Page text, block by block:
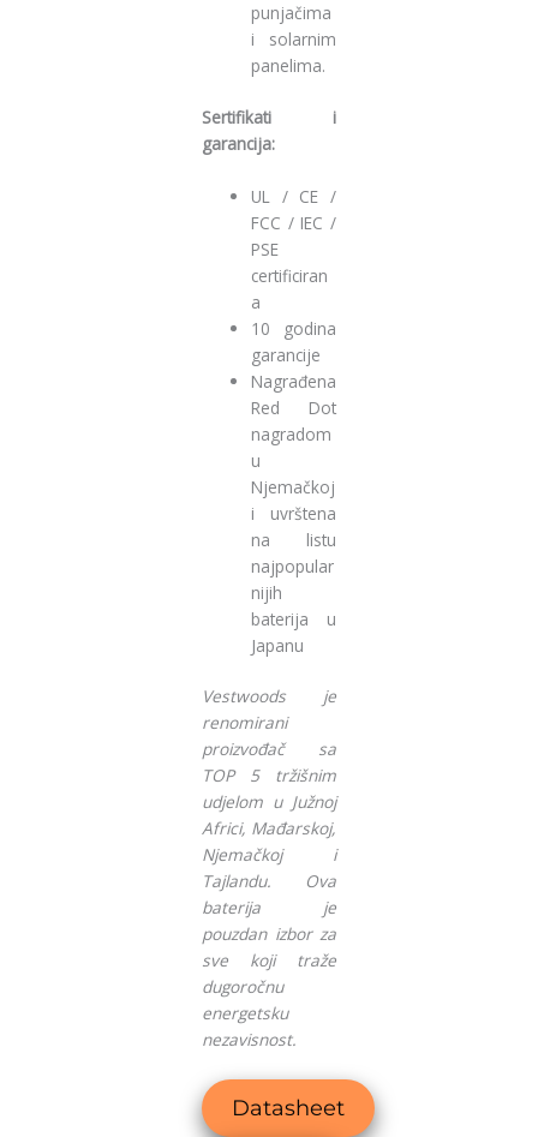
punjačima
i solarnim
panelima.
Sertifikati i
garancija:
UL / CE /
FCC / IEC /
PSE
certificiran
a
10 godina
garancije
Nagrađena
Red Dot
nagradom
u
Njemačkoj
i uvrštena
na listu
najpopular
nijih
baterija u
Japanu
Vestwoods je
renomirani
proizvođač sa
TOP 5 tržišnim
udjelom u Južnoj
Africi, Mađarskoj,
Njemačkoj i
Tajlandu. Ova
baterija je
pouzdan izbor za
sve koji traže
dugoročnu
energetsku
nezavisnost.
Datasheet